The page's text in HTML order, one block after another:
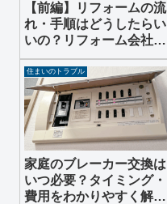
【前編】リフォームの流
れ・手順はどうしたらい
いの？リフォーム会社が
解説します！
住まいのトラブル
家庭のブレーカー交換は
いつ必要？タイミング・
費用をわかりやすく解説